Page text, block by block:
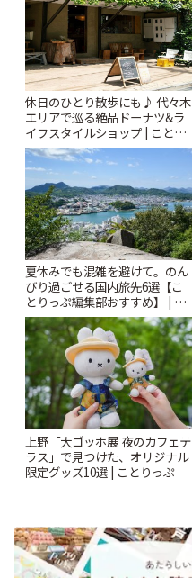
休日のひとり散歩にも♪ 代々木
エリアで巡る絶品ドーナツ&ラ
イフスタイルショップ | ことり
っぷ
夏休みでも混雑を避けて。のん
びり過ごせる国内旅先6選【こ
とりっぷ編集部おすすめ】 | こ
とりっぷ
上野「大ゴッホ展 夜のカフェテ
ラス」で見つけた、オリジナル
限定グッズ10選 | ことりっぷ